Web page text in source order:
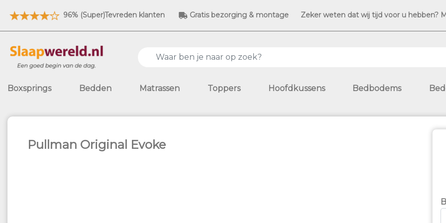
96% (Super)Tevreden klanten Gratis bezorging & montage Zeker weten dat wij tijd voor u hebben?
Boxsprings Bedden Matrassen Toppers Hoofdkussens Bedbodems
Pullman Original Evoke